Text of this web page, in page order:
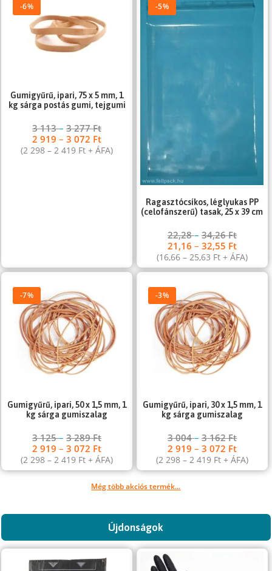
-6%
Gumigyűrű, ipari, 75 x 5 mm, 1
kg sárga postás gumi, tejgumi
3 113–3 277Ft
2 919–3 072 Ft
(2 298–2 419 Ft + ÁFA)
-5%
Ragasztócsíkos, léglyukas PP
(celofánszerű) tasak, 25 x 39 cm
22,28– 34,26Ft
21,16 – 32,55 Ft
(16,66 – 25,63 Ft+ ÁFA)
-7%
Gumigyűrű, ipari, 50 x 1,5 mm, 1
kg sárga gumiszalag
3 125–3 289Ft
2 919–3 072 Ft
(2 298–2 419 Ft + ÁFA)
-3%
Gumigyűrű, ipari, 30 x 1,5 mm, 1
kg sárga gumiszalag
3 004– 3 162Ft
2 919 – 3 072 Ft
(2 298 – 2 419 Ft+ ÁFA)
Még több akciós termék...
Újdonságok